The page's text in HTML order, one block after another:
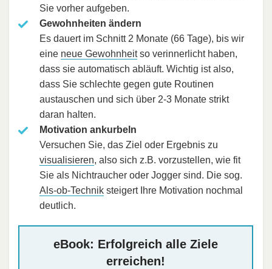
Sie vorher aufgeben.
Gewohnheiten ändern
Es dauert im Schnitt 2 Monate (66 Tage), bis wir
eine neue Gewohnheitso verinnerlicht haben,
dass sie automatisch abläuft. Wichtig ist also,
dass Sie schlechte gegen gute Routinen
austauschen und sich über 2-3 Monate strikt
daran halten.
Motivation ankurbeln
Versuchen Sie, das Ziel oder Ergebnis zu
visualisieren, also sich z.B. vorzustellen, wie fit
Sie als Nichtraucher oder Jogger sind. Die sog.
Als-ob-Technik steigert Ihre Motivation nochmal
deutlich.
eBook: Erfolgreich alle Ziele
erreichen!